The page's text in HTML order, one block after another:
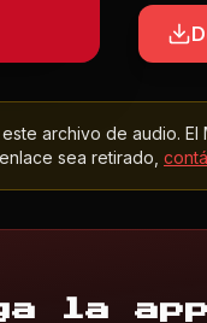
archivo de audio.
sea retirado,
la